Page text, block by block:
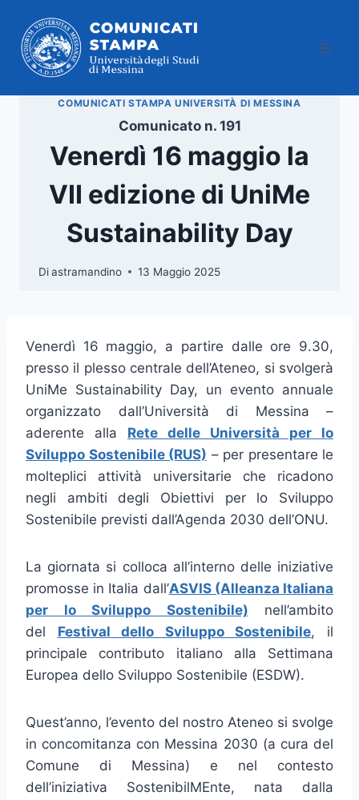
contenuto
COMUNICATI STAMPA UNIVERSITÀ DI MESSINA
Comunicato n. 191
Venerdì 16 maggio la
VII edizione di UniMe
Sustainability Day
Diastramandino 13 Maggio 2025
Venerdì 16 maggio, a partire dalle ore 9.30,
presso il plesso centrale dell’Ateneo, si svolgerà
UniMe Sustainability Day, un evento annuale
organizzato dall’Università di Messina –
aderente alla Rete delle Università per lo
Sviluppo Sostenibile (RUS) – per presentare le
molteplici attività universitarie che ricadono
negli ambiti degli Obiettivi per lo Sviluppo
Sostenibile previsti dall’Agenda 2030 dell’ONU.
La giornata si colloca all’interno delle iniziative
promosse in Italia dall’ASVIS (Alleanza Italiana
per lo Sviluppo Sostenibile) nell’ambito
del Festival dello Sviluppo Sostenibile, il
principale contributo italiano alla Settimana
Europea dello Sviluppo Sostenibile (ESDW).
Quest’anno, l’evento del nostro Ateneo si svolge
in concomitanza con Messina 2030 (a cura del
Comune di Messina) e nel contesto
dell’iniziativa SostenibilMEnte, nata dalla